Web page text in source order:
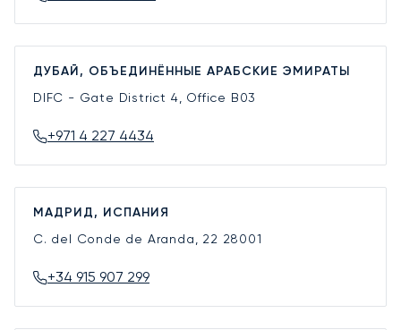
ДУБАЙ, ОБЪЕДИНЁННЫЕ АРАБСКИЕ ЭМИРАТЫ
DIFC - Gate District 4, Office B03
+971 4 227 4434
МАДРИД, ИСПАНИЯ
C. del Conde de Aranda, 22 28001
+34 915 907 299